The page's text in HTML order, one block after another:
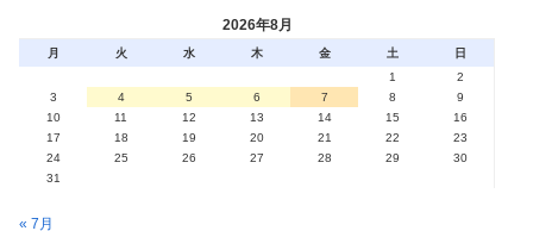
2026年8月
月 火 水 木 金 土
日
1
2
3
4 5 6 7 8
9
10
11 12 13 14 15
16
17
18 19 20 21 22
23
24
25 26 27 28 29
30
31
« 7月